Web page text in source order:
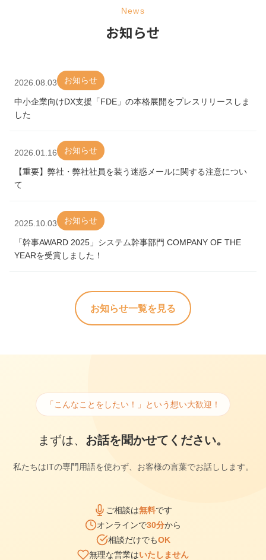
News
お知らせ
2026.08.03 お知らせ
中小企業向けDX支援「FDE」の本格展開をプレスリリースしま
した
2026.01.16 お知らせ
【重要】弊社・弊社社員を装う迷惑メールに関する注意につい
て
2025.10.03 お知らせ
「幹事AWARD 2025」システム幹事部門 COMPANY OF THE
YEARを受賞しました！
お知らせ一覧を見る
「こんなことをしたい！」という想い大歓迎！
まずは、 お話を聞かせてください。
私たちはITの専門用語を使わず、お客様の言葉でお話しします。
ご相談は無料です
オンラインで30分から
相談だけでもOK
無理な営業はいたしません